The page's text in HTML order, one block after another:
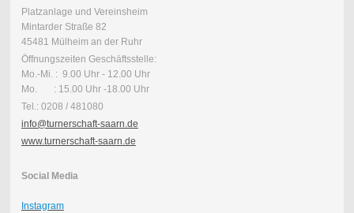
Platzanlage und Vereinsheim
Mintarder Straße 82
45481 Mülheim an der Ruhr
Öffnungszeiten Geschäftsstelle:
Mo.-Mi. : 9.00 Uhr - 12.00 Uhr
Mo. : 15.00 Uhr -18.00 Uhr
Tel.: 0208 / 481080
info@turnerschaft-saarn.de
www.turnerschaft-saarn.de
Social Media
Instagram